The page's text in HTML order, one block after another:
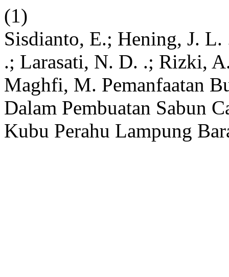
(1)
Sisdianto, E.; Hening, J.
.; Larasati, N. D. .; Rizki,
Maghfi, M. Pemanfaatan
Dalam Pembuatan Sabun
Kubu Perahu Lampung